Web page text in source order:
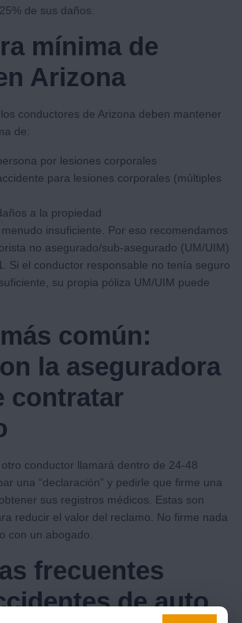
de sus daños.
mínima de
Arizona
, los conductores de Arizona deben mantener
de:
por lesiones corporales
para lesiones corporales (múltiples
a la propiedad
insuficiente. Por eso recomendamos
no asegurado/sub-asegurado (UM/UIM)
. Si el conductor responsable no tenía seguro
su propia póliza UM/UIM puede
común:
la aseguradora
contratar
conductor llamará dentro de 24-48
una “declaración” y pedirle que firme una
sus registros médicos. Estas son
reducir el valor del reclamo. No firme nada
con un abogado.
frecuentes
de auto